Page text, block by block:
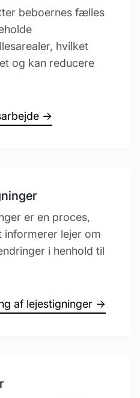
beboernes fælles
hvilket
og kan reducere
→
er en proces,
informerer lejer om
i henhold til
af lejestigninger →